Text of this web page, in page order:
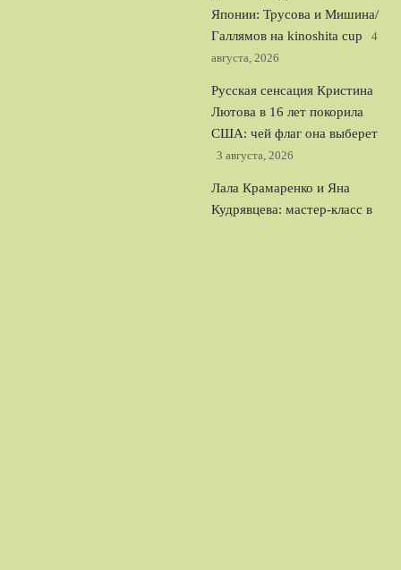
Японии: Трусова и Мишина/
Галлямов на kinoshita cup
4
августа, 2026
Русская сенсация Кристина
Лютова в 16 лет покорила
США: чей флаг она выберет
3 августа, 2026
Лала Крамаренко и Яна
Кудрявцева: мастер-класс в